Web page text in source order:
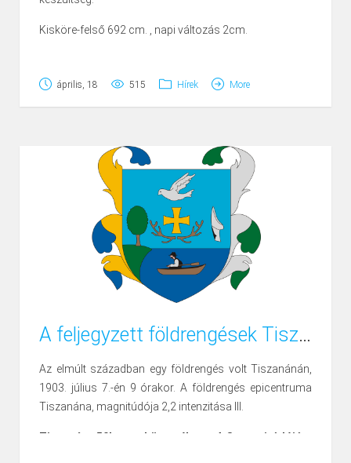
Kisköre-felső 692 cm. , napi változás 2cm.
készültség, vízhozam 1460 m3/s
április, 18 515 Hírek More
A feljegyzett földrengések Tiszanánán és környékén
Az elmúlt században egy földrengés volt Tiszanánán,
1903. július 7.-én 9 órakor. A földrengés epicentruma
Tiszanána, magnitúdója 2,2 intenzitása III.
Tiszanána 50km-es körzetében a 4-8 magnitúdójú